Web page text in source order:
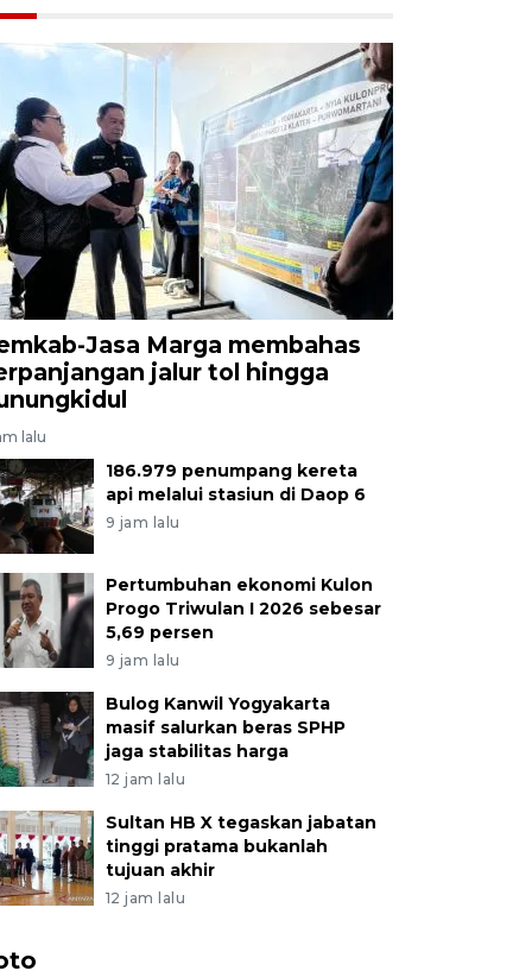
Jasa Marga membahas
jalur tol hingga
lalu
186.979 penumpang kereta
api melalui stasiun di Daop 6
9 jam lalu
Pertumbuhan ekonomi Kulon
Progo Triwulan I 2026 sebesar
5,69 persen
9 jam lalu
Bulog Kanwil Yogyakarta
masif salurkan beras SPHP
jaga stabilitas harga
12 jam lalu
Sultan HB X tegaskan jabatan
tinggi pratama bukanlah
tujuan akhir
12 jam lalu